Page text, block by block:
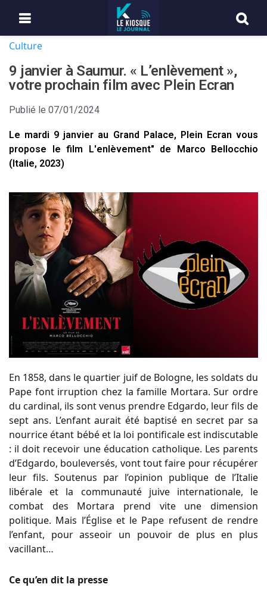
Culture
9 janvier à Saumur. « L’enlèvement »,
votre prochain film avec Plein Ecran
Publié le 07/01/2024
Le mardi 9 janvier au Grand Palace, Plein Ecran vous
propose le film L'enlèvement" de Marco Bellocchio
(Italie, 2023)
En 1858, dans le quartier juif de Bologne, les soldats du
Pape font irruption chez la famille Mortara. Sur ordre
du cardinal, ils sont venus prendre Edgardo, leur fils de
sept ans. L’enfant aurait été baptisé en secret par sa
nourrice étant bébé et la loi pontificale est indiscutable
: il doit recevoir une éducation catholique. Les parents
d’Edgardo, bouleversés, vont tout faire pour récupérer
leur fils. Soutenus par l’opinion publique de l’Italie
libérale et la communauté juive internationale, le
combat des Mortara prend vite une dimension
politique. Mais l’Église et le Pape refusent de rendre
l’enfant, pour asseoir un pouvoir de plus en plus
vacillant…
Ce qu’en dit la presse